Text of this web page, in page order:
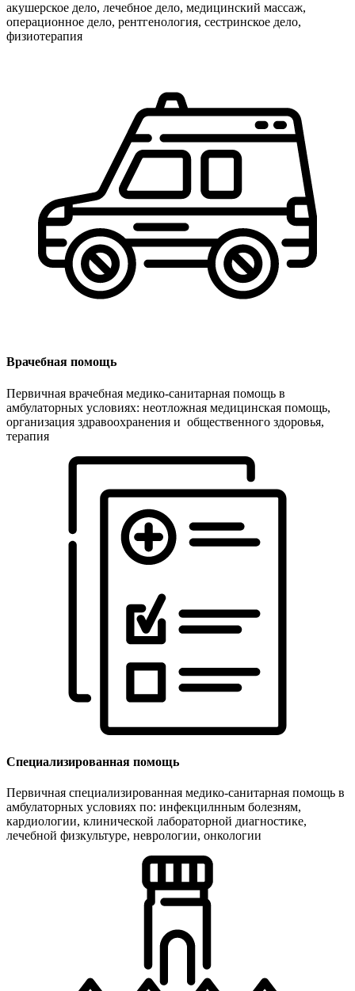
акушерское дело, лечебное дело, медицинский массаж,
операционное дело, рентгенология, сестринское дело,
физиотерапия
Врачебная помощь
Первичная врачебная медико-санитарная помощь в
амбулаторных условиях: неотложная медицинская помощь,
организация здравоохранения и общественного здоровья,
терапия
Специализированная помощь
Первичная специализированная медико-санитарная помощь в
амбулаторных условиях по: инфекцилнным болезням,
кардиологии, клинической лабораторной диагностике,
лечебной физкультуре, неврологии, онкологии